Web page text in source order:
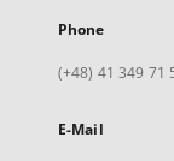
Phone
(+48) 41 349 71
E-Mail